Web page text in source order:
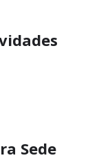
Sede